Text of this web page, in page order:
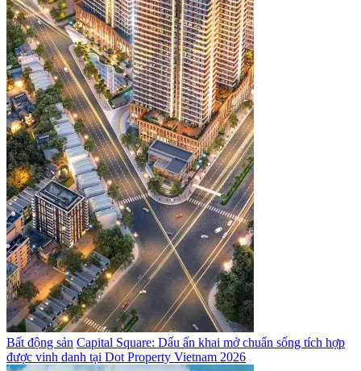
Bất động sản Capital Square: Dấu ấn khai mở chuẩn sống tích hợp
được vinh danh tại Dot Property Vietnam 2026